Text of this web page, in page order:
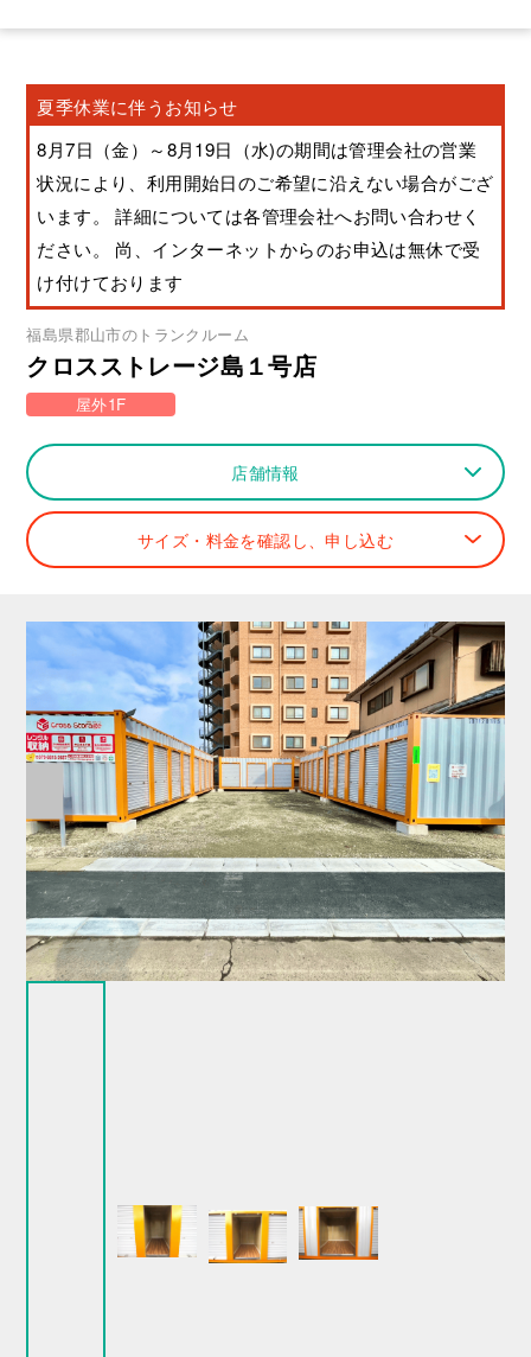
夏季休業に伴うお知らせ
8月7日（金）～8月19日（水)の期間は管理会社の営業
状況により、利用開始日のご希望に沿えない場合がござ
います。 詳細については各管理会社へお問い合わせく
ださい。 尚、インターネットからのお申込は無休で受
け付けております
福島県郡山市のトランクルーム
クロスストレージ島１号店
屋外1F
店舗情報
サイズ・料金を確認し、申し込む